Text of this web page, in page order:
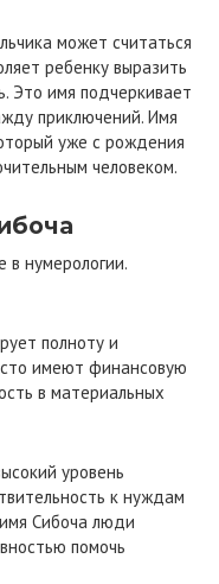
может считаться
ребенку выразить
Это имя подчеркивает
приключений. Имя
уже с рождения
человеком.
в нумерологии.
полноту и
имеют финансовую
в материальных
уровень
к нуждам
Сибоча люди
помочь